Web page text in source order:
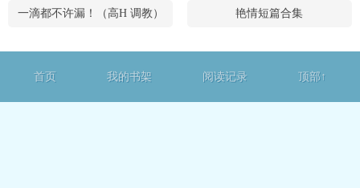
一滴都不许漏！（高H 调教） 艳情短篇合集
首页 我的书架 阅读记录 顶部↑